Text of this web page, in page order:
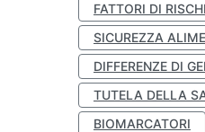
FATTORI DI
SICUREZZA
DIFFERENZE DI
TUTELA DELLA
BIOMARCATORI